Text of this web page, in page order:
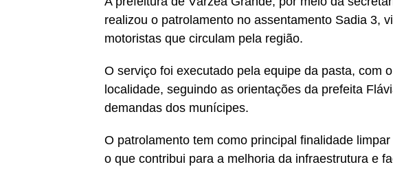
realizou o patrolamento no assentamento Sadia 3,
motoristas que circulam pela região.
O serviço foi executado pela equipe da pasta, com
localidade, seguindo as orientações da prefeita
demandas dos munícipes.
O patrolamento tem como principal finalidade
o que contribui para a melhoria da infraestrutura e